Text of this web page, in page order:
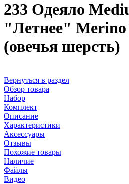
233 Одеяло
"Летнее" Merino
(овечья шерсть)
Вернуться в раздел
Обзор товара
Набор
Комплект
Описание
Характеристики
Аксессуары
Отзывы
Похожие товары
Наличие
Файлы
Видео